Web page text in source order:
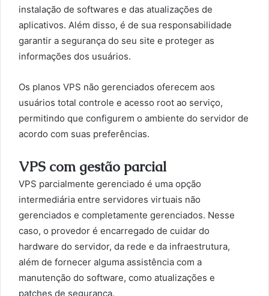
instalação de softwares e das atualizações de
aplicativos. Além disso, é de sua responsabilidade
garantir a segurança do seu site e proteger as
informações dos usuários.
Os planos VPS não gerenciados oferecem aos
usuários total controle e acesso root ao serviço,
permitindo que configurem o ambiente do servidor de
acordo com suas preferências.
VPS com gestão parcial
VPS parcialmente gerenciado é uma opção
intermediária entre servidores virtuais não
gerenciados e completamente gerenciados. Nesse
caso, o provedor é encarregado de cuidar do
hardware do servidor, da rede e da infraestrutura,
além de fornecer alguma assistência com a
manutenção do software, como atualizações e
patches de segurança.